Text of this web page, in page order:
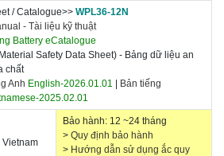
/ Catalogue>> WPL36-12N
- Tài liệu kỹ thuật
Battery eCatalogue
Safety Data Sheet) - Bảng dữ liệu an
chất
Anh English-2026.01.01
Bản tiếng
2025.02.01
Vietnam
Bảo hành: 12 ~24 tháng
> Quy định bảo hành
> Hướng dẫn sử dụng ắc quy